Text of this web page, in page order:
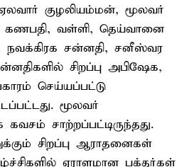
குழலியம்மன், மூலவர்
கணபதி, வள்ளி, தெய்வானை
நவக்கிரக சன்னதி, சனீஸ்வர
சிறப்பு அபிஷேக,
செய்யப்பட்டு
மூலவர்
கவசம் சாற்றப்பட்டிருந்தது.
சிறப்பு ஆராதனைகள்
ஏராளமான பக்தர்கள்